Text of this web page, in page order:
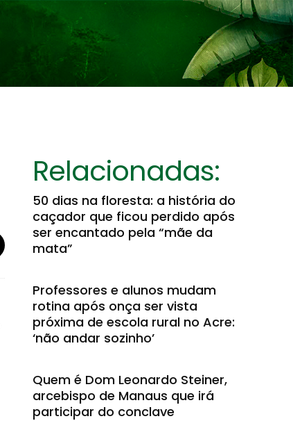
Relacionadas:
50 dias na floresta: a história do
caçador que ficou perdido após
ser encantado pela “mãe da
mata”
Professores e alunos mudam
rotina após onça ser vista
próxima de escola rural no Acre:
‘não andar sozinho’
Quem é Dom Leonardo Steiner,
arcebispo de Manaus que irá
participar do conclave